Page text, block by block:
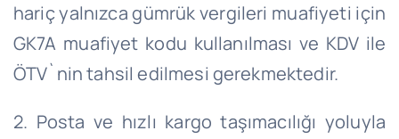
hariç yalnızca gümrük vergileri muafiyeti için
GK7A muafiyet kodu kullanılması ve KDV ile
ÖTV`nin tahsil edilmesi gerekmektedir.
2. Posta ve hızlı kargo taşımacılığı yoluyla